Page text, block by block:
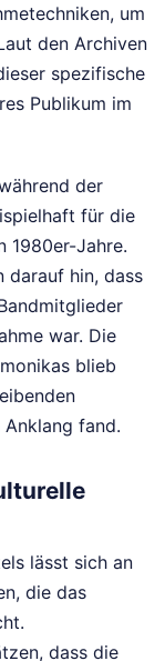
um
den Archiven
spezifische
Publikum im
der
für die
1980er-Jahre.
darauf hin, dass
war. Die
blieb
fand.
lässt sich an
die das
dass die